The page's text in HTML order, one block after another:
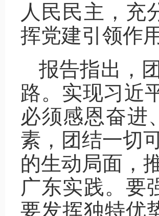
人民民主，充
挥党建引领作
报告指出，
路。实现习近
必须感恩奋进
素，团结一切
的生动局面，
广东实践。要
要发挥独特优